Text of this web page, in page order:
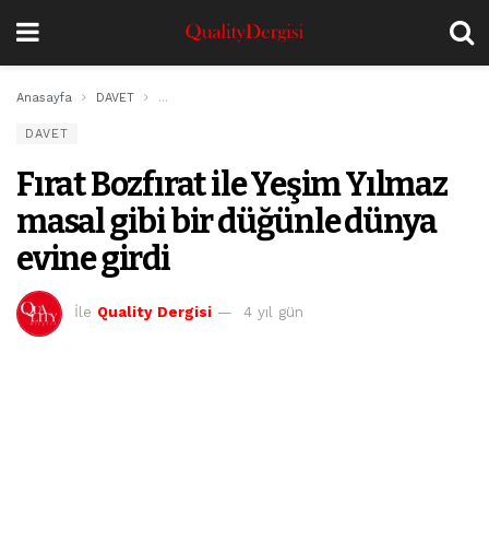
Anasayfa DAVET Fırat Bozfırat ile Yeşim Yılmaz masal gibi bir düğünle
DAVET
Fırat Bozfırat ile Yeşim Yılmaz
masal gibi bir düğünle dünya
evine girdi
İle Quality Dergisi 4 yıl gün